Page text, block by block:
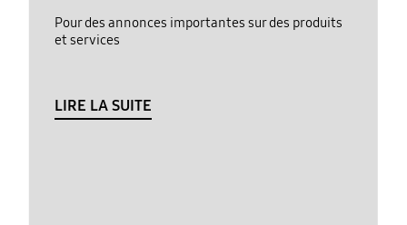
Pour des annonces importantes sur des produits
et services
LIRE LA SUITE